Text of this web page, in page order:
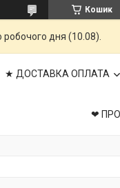
Кошик
дня (10.08).
★ ДОСТАВКА ОПЛАТА
❤